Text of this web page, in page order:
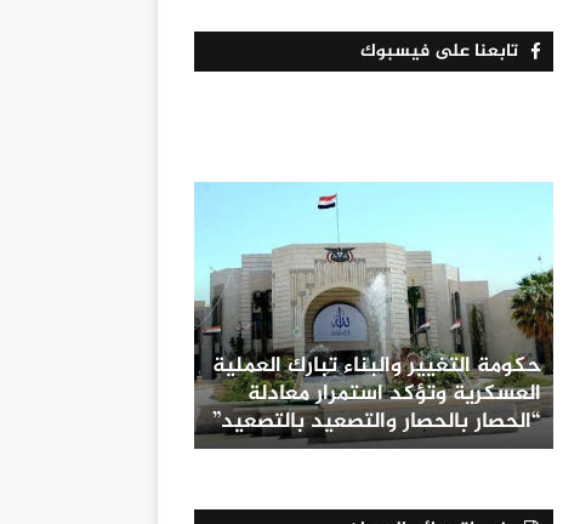
تابعنا على فيسبوك
حكومة التغيير والبناء تبارك العملية
العسكرية وتؤكد استمرار معادلة
“الحصار بالحصار والتصعيد بالتصعيد”